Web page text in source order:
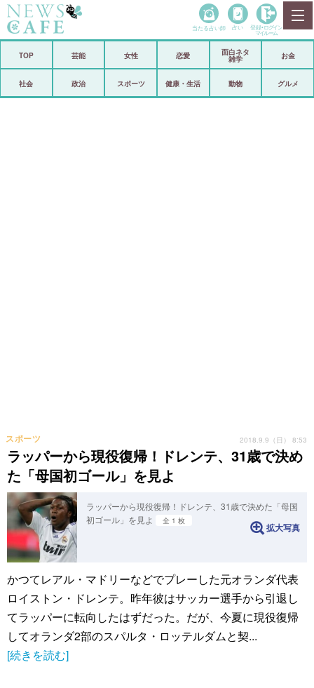
政治
当たる占い師 占い 登録• ログイン
マイルーム
TOP 芸能 女性 恋愛
面白ネタ
雑学
お金
社会 政治 スポーツ 健康・生活 動物 グルメ
ラッパーから現役復帰！ドレンテ、31歳で決め
た「母国初ゴール」を見よ
スポーツ 2018.9.9（日） 8:53
ラッパーから現役復帰！ドレンテ、31歳で決めた「母国
初ゴール」を見よ
全 1 枚
拡大写真
かつてレアル・マドリーなどでプレーした元オランダ代表
ロイストン・ドレンテ。昨年彼はサッカー選手から引退し
てラッパーに転向したはずだった。だが、今夏に現役復帰
してオランダ2部のスパルタ・ロッテルダムと契...
[続きを読む]